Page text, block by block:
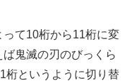
て10桁から11桁に変
鬼滅の刃のびっくら
桁というように切り替